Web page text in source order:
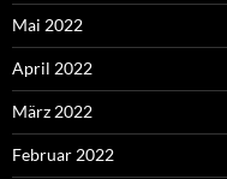
Mai 2022
April 2022
März 2022
Februar 2022